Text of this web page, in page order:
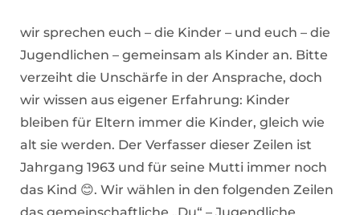
wir sprechen euch – die Kinder – und euch – die
Jugendlichen – gemeinsam als Kinder an. Bitte
verzeiht die Unschärfe in der Ansprache, doch
wir wissen aus eigener Erfahrung: Kinder
bleiben für Eltern immer die Kinder, gleich wie
alt sie werden. Der Verfasser dieser Zeilen ist
Jahrgang 1963 und für seine Mutti immer noch
das Kind 😊. Wir wählen in den folgenden Zeilen